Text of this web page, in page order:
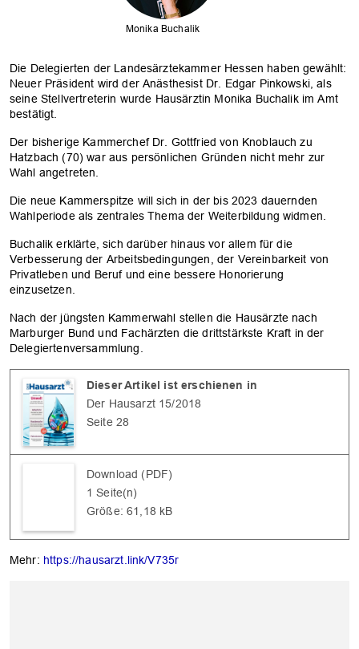
Monika Buchalik
Die Delegierten der Landesärztekammer Hessen haben gewählt:
Neuer Präsident wird der Anästhesist Dr. Edgar Pinkowski, als
seine Stellvertreterin wurde Hausärztin Monika Buchalik im Amt
bestätigt.
Der bisherige Kammerchef Dr. Gottfried von Knoblauch zu
Hatzbach (70) war aus persönlichen Gründen nicht mehr zur
Wahl angetreten.
Die neue Kammerspitze will sich in der bis 2023 dauernden
Wahlperiode als zentrales Thema der Weiterbildung widmen.
Buchalik erklärte, sich darüber hinaus vor allem für die
Verbesserung der Arbeitsbedingungen, der Vereinbarkeit von
Privatleben und Beruf und eine bessere Honorierung
einzusetzen.
Nach der jüngsten Kammerwahl stellen die Hausärzte nach
Marburger Bund und Fachärzten die drittstärkste Kraft in der
Delegiertenversammlung.
Dieser Artikel ist erschienen in
Der Hausarzt 15/2018
Seite 28
Download (PDF)
1 Seite(n)
Größe: 61,18 kB
Mehr: https://hausarzt.link/V735r